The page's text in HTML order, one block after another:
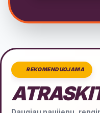
REKOMENDUOJAMA